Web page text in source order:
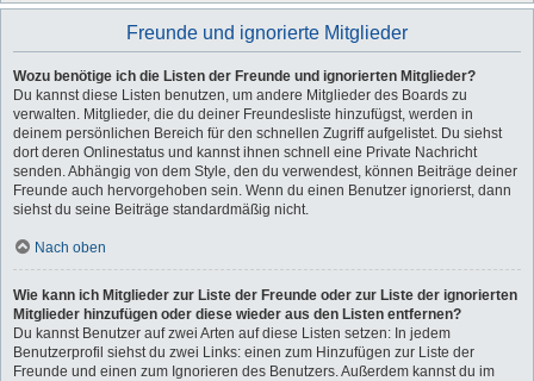
Freunde und ignorierte Mitglieder
Wozu benötige ich die Listen der Freunde und ignorierten Mitglieder?
Du kannst diese Listen benutzen, um andere Mitglieder des Boards zu
verwalten. Mitglieder, die du deiner Freundesliste hinzufügst, werden in
deinem persönlichen Bereich für den schnellen Zugriff aufgelistet. Du siehst
dort deren Onlinestatus und kannst ihnen schnell eine Private Nachricht
senden. Abhängig von dem Style, den du verwendest, können Beiträge deiner
Freunde auch hervorgehoben sein. Wenn du einen Benutzer ignorierst, dann
siehst du seine Beiträge standardmäßig nicht.
Nach oben
Wie kann ich Mitglieder zur Liste der Freunde oder zur Liste der ignorierten
Mitglieder hinzufügen oder diese wieder aus den Listen entfernen?
Du kannst Benutzer auf zwei Arten auf diese Listen setzen: In jedem
Benutzerprofil siehst du zwei Links: einen zum Hinzufügen zur Liste der
Freunde und einen zum Ignorieren des Benutzers. Außerdem kannst du im